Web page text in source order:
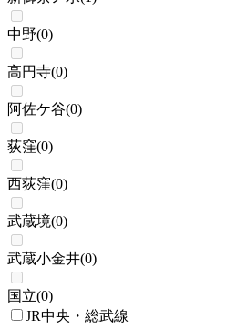
中野(0)
高円寺(0)
阿佐ケ谷(0)
荻窪(0)
西荻窪(0)
武蔵境(0)
武蔵小金井(0)
国立(0)
JR中央・総武線